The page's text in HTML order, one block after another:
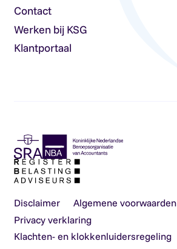
Contact
Werken bij KSG
Klantportaal
Disclaimer
Algemene voorwaarden
Privacy verklaring
Klachten- en klokkenluidersregeling